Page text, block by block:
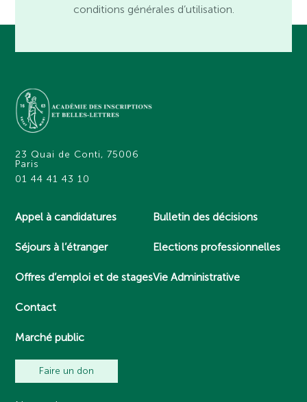
conditions générales d’utilisation.
23 Quai de Conti, 75006
Paris
01 44 41 43 10
Appel à candidatures
Séjours à l’étranger
Offres d’emploi et de stages
Contact
Marché public
Bulletin des décisions
Elections professionnelles
Vie Administrative
Faire un don